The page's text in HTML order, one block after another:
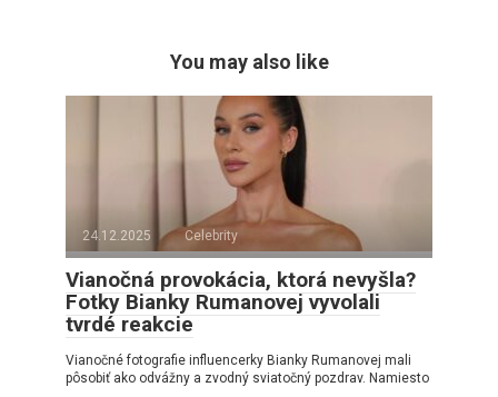
You may also like
24.12.2025 Celebrity
Vianočná provokácia, ktorá nevyšla?
Fotky Bianky Rumanovej vyvolali
tvrdé reakcie
Vianočné fotografie influencerky Bianky Rumanovej mali
pôsobiť ako odvážny a zvodný sviatočný pozdrav. Namiesto